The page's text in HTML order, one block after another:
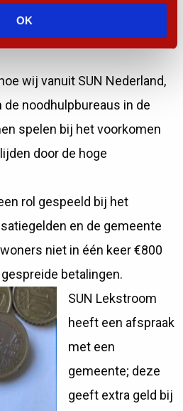
OK
wij vanuit SUN Nederland,
noodhulpbureaus in de
spelen bij het voorkomen
door de hoge
rol gespeeld bij het
en de gemeente
niet in één keer €800
betalingen.
SUN Lekstroom
heeft een afspraak
met een
gemeente; deze
geeft extra geld bij